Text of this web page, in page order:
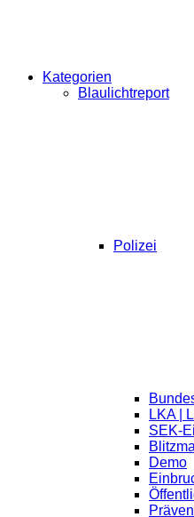
Kategorien
Blaulichtreport
Polizei
LKA |
SEK-
Demo